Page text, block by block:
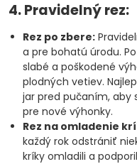
4. Pravidelný rez:
Rez po zbere:
a pre bohatú úrodu.
slabé a poškodené
plodných vetiev.
jar pred pučaním, aby
pre nové výhonky.
Rez na omladenie
každý rok odstrániť
kríky omladili a